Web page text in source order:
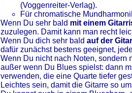
(Voggenreiter-Verlag).
Für chromatische
Wenn Du sehr bald mit einem
zuzulegen. Damit kann man recht
Wenn Du dich sehr bald auf der
dafür zunächst bestens geeignet,
Wenn Du nicht nach Noten, sondern
außer wenn Du Blues spielst: dann
verwenden, die eine Quarte tiefer
Leichtes sein, damit die Gitarre so